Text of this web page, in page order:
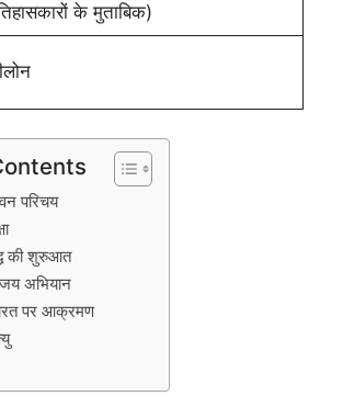
के मुताबिक)
परिचय
की शुरुआत
अभियान
पर आक्रमण